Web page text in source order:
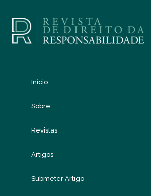
Início
Sobre
Revistas
Artigos
Submeter Artigo